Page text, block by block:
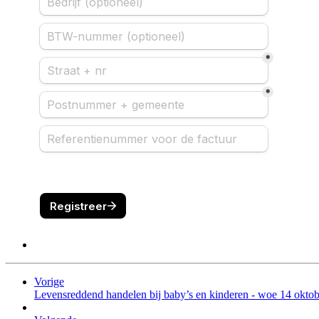
Vorige
Levensreddend handelen bij baby’s en kinderen - woe 14